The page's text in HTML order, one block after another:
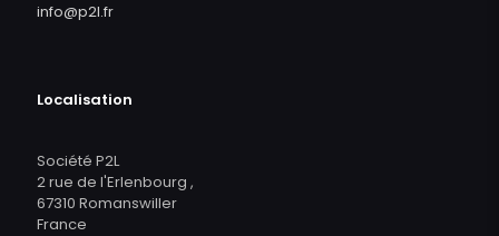
info@p2l.fr
Localisation
Société P2L
2 rue de l'Erlenbourg ,
67310 Romanswiller
France